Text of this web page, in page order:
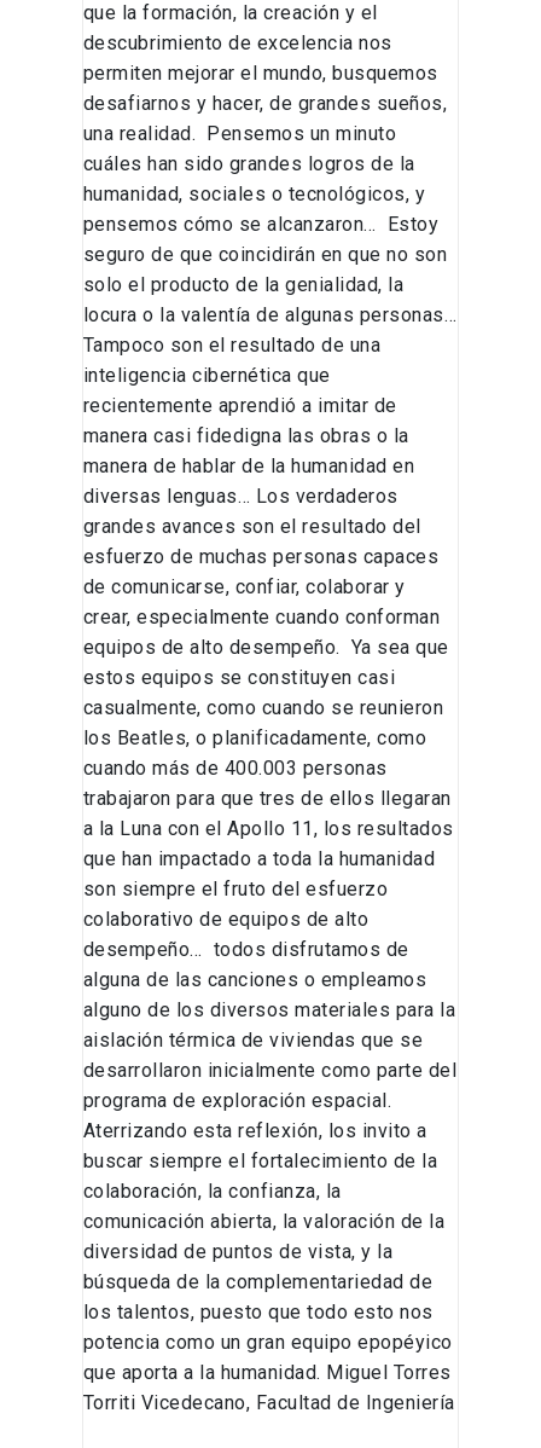
que la formación, la creación y el
descubrimiento de excelencia nos
permiten mejorar el mundo, busquemos
desafiarnos y hacer, de grandes sueños,
una realidad. Pensemos un minuto
cuáles han sido grandes logros de la
humanidad, sociales o tecnológicos, y
pensemos cómo se alcanzaron… Estoy
seguro de que coincidirán en que no son
solo el producto de la genialidad, la
locura o la valentía de algunas personas…
Tampoco son el resultado de una
inteligencia cibernética que
recientemente aprendió a imitar de
manera casi fidedigna las obras o la
manera de hablar de la humanidad en
diversas lenguas… Los verdaderos
grandes avances son el resultado del
esfuerzo de muchas personas capaces
de comunicarse, confiar, colaborar y
crear, especialmente cuando conforman
equipos de alto desempeño. Ya sea que
estos equipos se constituyen casi
casualmente, como cuando se reunieron
los Beatles, o planificadamente, como
cuando más de 400.003 personas
trabajaron para que tres de ellos llegaran
a la Luna con el Apollo 11, los resultados
que han impactado a toda la humanidad
son siempre el fruto del esfuerzo
colaborativo de equipos de alto
desempeño… todos disfrutamos de
alguna de las canciones o empleamos
alguno de los diversos materiales para la
aislación térmica de viviendas que se
desarrollaron inicialmente como parte del
programa de exploración espacial.
Aterrizando esta reflexión, los invito a
buscar siempre el fortalecimiento de la
colaboración, la confianza, la
comunicación abierta, la valoración de la
diversidad de puntos de vista, y la
búsqueda de la complementariedad de
los talentos, puesto que todo esto nos
potencia como un gran equipo epopéyico
que aporta a la humanidad. Miguel Torres
Torriti Vicedecano, Facultad de Ingeniería